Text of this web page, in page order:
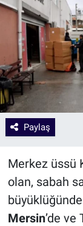
Paylaş
Merkez üssü
olan, sabah
Mersin’de ve